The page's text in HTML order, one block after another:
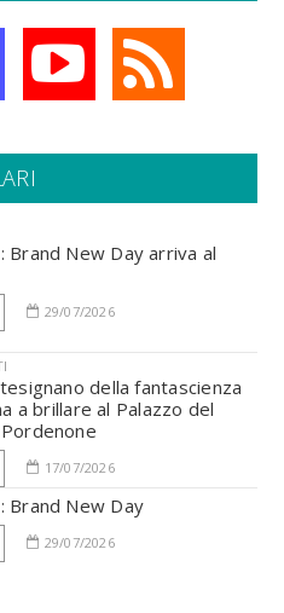
Brand New Day arriva al
29/07/2026
della fantascienza
a brillare al Palazzo del
17/07/2026
Brand New Day
29/07/2026